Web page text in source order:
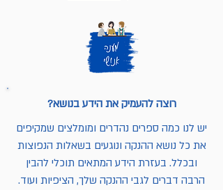
רוצה להעמיק את הידע בנושא?
יש לנו כמה ספרים נהדרים ומומלצים שמקיפים
את כל נושא ההנקה ונוגעים בשאלות הנפוצות
ובכלל. בעזרת הידע המתאים תוכלי להבין
הרבה דברים לגבי ההנקה שלך, הציפיות ועוד.